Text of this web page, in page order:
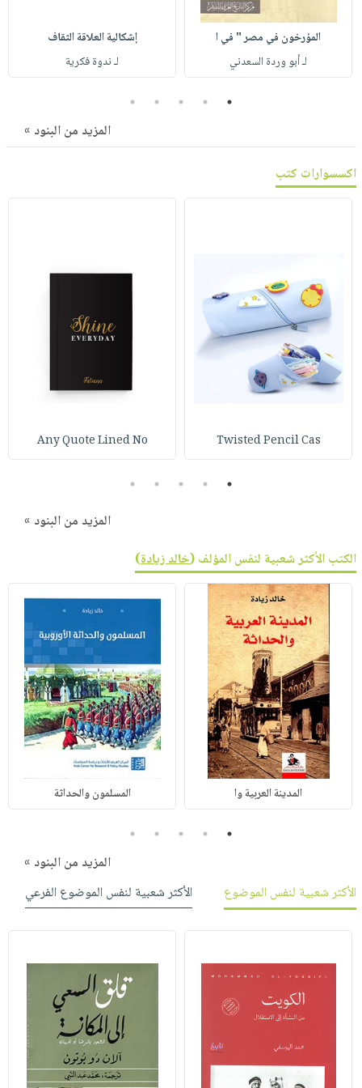
أطفال
مناسبات
أسئلة
طرحها
وفرات
انشر
كتابك
عربة
التسوق
نشرة
المؤرخون في مصر " في ا
لـ أبو وردة السعدني
إشكالية العلاقة الثقاف
لـ ندوة فكرية
1
2
3
4
5
المزيد من البنود »
اكسسوارات كتب
Twisted Pencil Cas
Any Quote Lined No
1
2
3
4
5
المزيد من البنود »
الكتب الأكثر شعبية لنفس المؤلف (خالد زيادة)
المدينة العربية وا المسلمون والحداثة
1
2
3
4
5
المزيد من البنود »
الأكثر شعبية لنفس الموضوع
الأكثر شعبية لنفس الموضوع الفرعي